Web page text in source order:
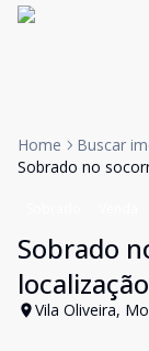
Home
Buscar
Sobrado no
Sobrado
localização
Vila Oliveira,